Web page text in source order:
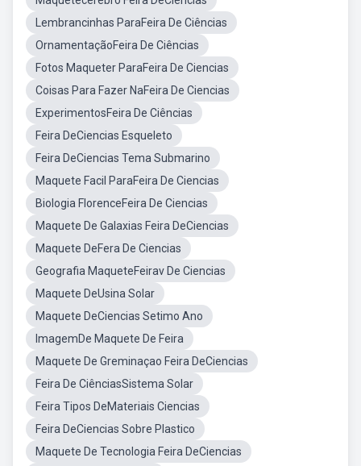
Lembrancinhas ParaFeira De Ciências
OrnamentaçãoFeira De Ciências
Fotos Maqueter ParaFeira De Ciencias
Coisas Para Fazer NaFeira De Ciencias
ExperimentosFeira De Ciências
Feira DeCiencias Esqueleto
Feira DeCiencias Tema Submarino
Maquete Facil ParaFeira De Ciencias
Biologia FlorenceFeira De Ciencias
Maquete De Galaxias Feira DeCiencias
Maquete DeFera De Ciencias
Geografia MaqueteFeirav De Ciencias
Maquete DeUsina Solar
Maquete DeCiencias Setimo Ano
ImagemDe Maquete De Feira
Maquete De Greminaçao Feira DeCiencias
Feira De CiênciasSistema Solar
Feira Tipos DeMateriais Ciencias
Feira DeCiencias Sobre Plastico
Maquete De Tecnologia Feira DeCiencias